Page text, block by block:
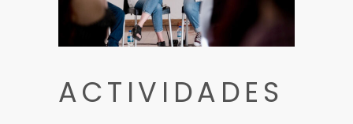
ACTIVIDADES